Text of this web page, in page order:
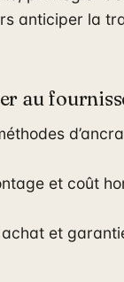
anticiper la
au
et coût
et